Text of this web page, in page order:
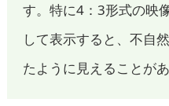
す。特に4：3形式の映
して表示すると、不自
たように見えることがあ